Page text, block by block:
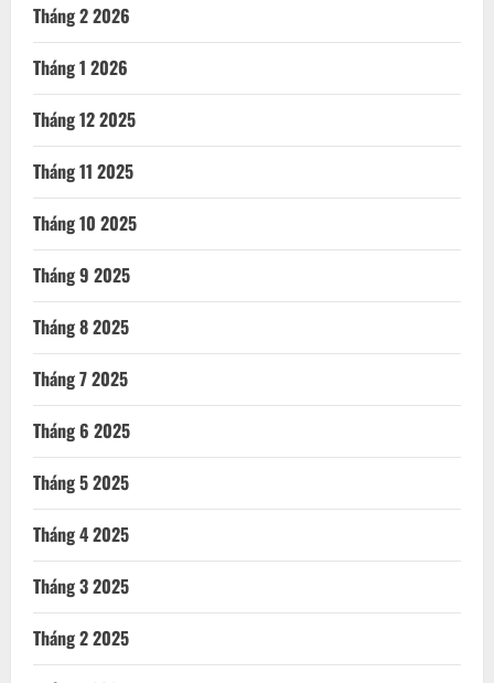
Tháng 2 2026
Tháng 1 2026
Tháng 12 2025
Tháng 11 2025
Tháng 10 2025
Tháng 9 2025
Tháng 8 2025
Tháng 7 2025
Tháng 6 2025
Tháng 5 2025
Tháng 4 2025
Tháng 3 2025
Tháng 2 2025